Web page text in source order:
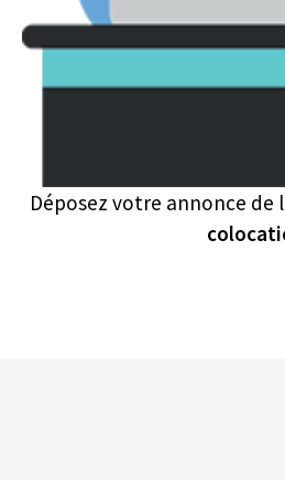
Déposez votre annonce de